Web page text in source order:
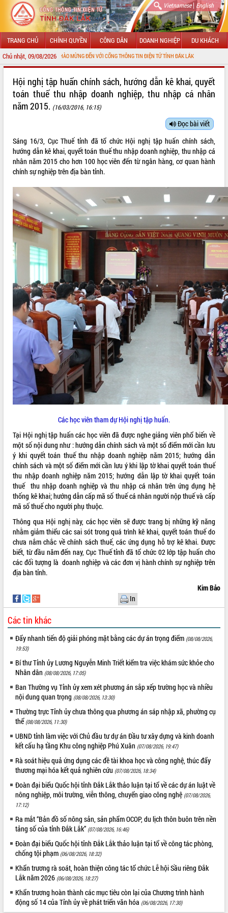
Vietnamese| English
TRANG CHỦ CHÍNH QUYỀN CÔNG DÂN DOANH NGHIỆP DU KHÁCH
Chủ nhật, 09/08/2026CHÀO MỪNG ĐẾN VỚI CỔNG THÔNG TIN ĐIỆN TỬ TỈNH ĐẮK LẮK
LÃNH ĐẠO UBND TỈNH
SỞ, BAN, NGÀNH
UBND CÁC XÃ, PHƯỜNG
HỆ THỐNG VĂN BẢN
VĂN BẢN HĐND TỈNH
ĐIỂM TIN VĂN BẢN
QUY HOẠCH - KẾ HOẠCH
VIDEO
Loading the player...
Trailer Lễ hội Sầu riêng Đắk Lắk năm
Khám bệnh, cấp phát thuốc miễn phí
và tặng quà người dân xã Cư Pui
Hội nghị UBND tỉnh Đắk Lắk thường kỳ
tháng 7/2026
Lễ truy tặng danh hiệu “Bà Mẹ Việt
Lao động
UBND tỉnh Đắk Lắk triển khai nhiệm
vụ 6 tháng cuối năm 2026
Kỳ họp thứ Hai, Hội đồng nhân dân
tỉnh khóa XI quyết nghị nhiều nội dung
quan trọng
Bí thư Tỉnh ủy Lương Nguyễn Minh
Triết thăm, tặng quà người có công với
cách mạng
Rà soát, hoàn thiện hệ thống thiết chế
văn hóa, thể thao đáp ứng yêu cầu
phát triển mới
mặt Đoàn chuyên gia y tế TP. Hồ Chí
Minh
Lễ truy điệu và an táng hài cốt liệt sĩ
tại Nghĩa trang Liệt sĩ xã Sơn Hòa
Bàn giải pháp tháo gỡ khó khăn trong
xuất khẩu sầu riêng và triển khai quy
định EUDR
Thứ trưởng Bộ Nông nghiệp và Môi
trường Nguyễn Hoàng Hiệp khảo sát
vùng trồng và doanh nghiệp đóng gói
sầu riêng tại Đắk Lắk
Trình diễn nghệ thuật chế biến các
món ăn từ sầu riêng
Đắk Lắk công bố Quy hoạch và xúc
tiến đầu tư tỉnh
Ngành cá ngừ Đắk Lắk chủ động thích
LIÊN KẾT WEB
THỐNG KÊ TRUY CẬP
Hôm nay:
16981
Tất cả:
66102649
Hội nghị tập huấn chính sách, hướng dẫn kê khai, quyết
toán thuế thu nhập doanh nghiệp, thu nhập cá nhân
năm 2015. (16/03/2016, 16:15)
Đọc bài viết
Sáng 16/3, Cục Thuế tỉnh đã tổ chức Hội nghị tập huấn chính sách,
hướng dẫn kê khai, quyết toán thuế thu nhập doanh nghiệp, thu nhập cá
nhân năm 2015 cho hơn 100 học viên đến từ ngân hàng, cơ quan hành
chính sự nghiệp trên địa bàn tỉnh.
Các học viên tham dự Hội nghị tập huấn.
Tại Hội nghị tập huấn các học viên đã được nghe giảng viên phổ biến về
một số nội dung như : hướng dẫn chính sách và một số điểm mới cần lưu
ý khi quyết toán thuế thu nhập doanh nghiệp năm 2015; hướng dẫn
chính sách và một số điểm mới cần lưu ý khi lập tờ khai quyết toán thuế
thu nhập doanh nghiệp năm 2015; hướng dẫn lập tờ khai quyết toán
thuế thu nhập doanh nghiệp và thu nhập cá nhân trên ứng dụng hệ
thống kê khai; hướng dẫn cấp mã số thuế cá nhân người nộp thuế và cấp
mã số thuế cho người phụ thuộc.
Thông qua Hội nghị này, các học viên sẽ được trang bị những kỹ năng
nhằm giảm thiểu các sai sót trong quá trình kê khai, quyết toán thuế do
chưa nắm chắc về chính sách thuế, các ứng dụng hỗ trợ kê khai. Được
biết, từ đầu năm đến nay, Cục Thuế tỉnh đã tổ chức 02 lớp tập huấn cho
các đối tượng là doanh nghiệp và các đơn vị hành chính sự nghiệp trên
địa bàn tỉnh.
Kim Bảo
In
Các tin khác
Đẩy nhanh tiến độ giải phóng mặt bằng các dự án trọng điểm (08/08/2026,
19:53)
Bí thư Tỉnh ủy Lương Nguyễn Minh Triết kiểm tra việc khám sức khỏe cho
Nhân dân (08/08/2026, 17:05)
Ban Thường vụ Tỉnh ủy xem xét phương án sắp xếp trường học và nhiều
nội dung quan trọng (08/08/2026, 13:30)
Thường trực Tỉnh ủy chưa thông qua phương án sáp nhập xã, phường cụ
thể (08/08/2026, 11:30)
UBND tỉnh làm việc với Chủ đầu tư dự án Đầu tư xây dựng và kinh doanh
kết cấu hạ tầng Khu công nghiệp Phú Xuân (07/08/2026, 19:47)
Rà soát hiệu quả ứng dụng các đề tài khoa học và công nghệ, thúc đẩy
thương mại hóa kết quả nghiên cứu (07/08/2026, 18:34)
Đoàn đại biểu Quốc hội tỉnh Đắk Lắk thảo luận tại tổ về các dự án luật về
nông nghiệp, môi trường, viễn thông, chuyển giao công nghệ (07/08/2026,
17:12)
Ra mắt “Bản đồ số nông sản, sản phẩm OCOP, du lịch thôn buôn trên nền
tảng số của tỉnh Đắk Lắk” (07/08/2026, 16:46)
Đoàn đại biểu Quốc hội tỉnh Đắk Lắk thảo luận tại tổ về công tác phòng,
chống tội phạm (06/08/2026, 18:32)
Khẩn trương rà soát, hoàn thiện công tác tổ chức Lễ hội Sầu riêng Đắk
Lắk năm 2026 (06/08/2026, 18:27)
Khẩn trương hoàn thành các mục tiêu còn lại của Chương trình hành
động số 14 của Tỉnh ủy về phát triển văn hóa (06/08/2026, 17:30)